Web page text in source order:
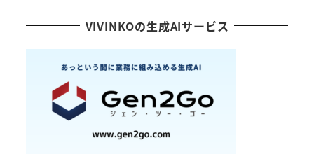
VIVINKOの生成AIサービス